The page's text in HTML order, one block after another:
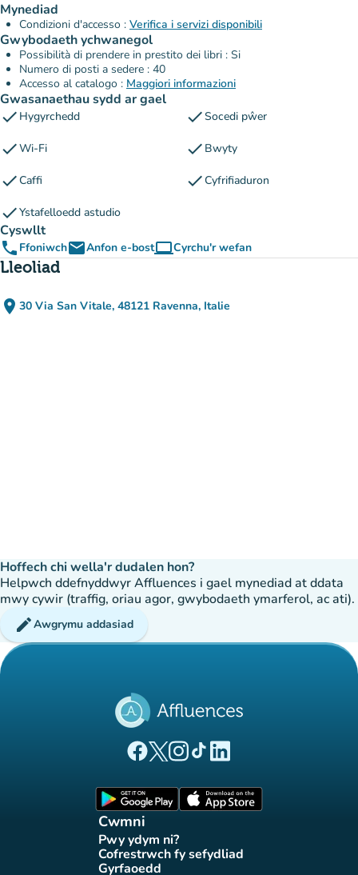
Mynediad
Condizioni d'accesso : Verifica i servizi disponibili
Gwybodaeth ychwanegol
Possibilità di prendere in prestito dei libri : Si
Numero di posti a sedere : 40
Accesso al catalogo : Maggiori informazioni
Gwasanaethau sydd ar gael
check Hygyrchedd checkSocedi pŵer
checkWi-Fi check Bwyty
checkCaffi checkCyfrifiaduron
checkYstafelloedd astudio
Cyswllt
phone FfoniwchemailAnfon e-bostcomputerCyrchu'r wefan
(tab newydd)
Lleoliad
place 30 Via San Vitale, 48121 Ravenna, Italie
(agor yn Google Maps)
(tab newydd)
Hoffech chi wella'r dudalen hon?
Helpwch ddefnyddwyr Affluences i gael mynediad at ddata
mwy cywir (traffig, oriau agor, gwybodaeth ymarferol, ac ati).
editAwgrymu addasiad
(tab newydd)
(tab newydd)
(tab newydd)
(tab newydd)
(tab newydd)
Cwmni
Pwy ydym ni?
(tab newydd)
Cofrestrwch fy sefydliad
(tab newydd)
Gyrfaoedd